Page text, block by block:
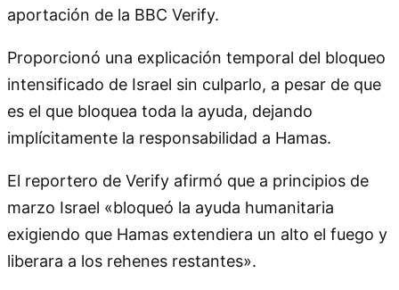
aportación de la BBC Verify.
Proporcionó una explicación temporal del bloqueo
intensificado de Israel sin culparlo, a pesar de que
es el que bloquea toda la ayuda, dejando
implícitamente la responsabilidad a Hamas.
El reportero de Verify afirmó que a principios de
marzo Israel «bloqueó la ayuda humanitaria
exigiendo que Hamas extendiera un alto el fuego y
liberara a los rehenes restantes».